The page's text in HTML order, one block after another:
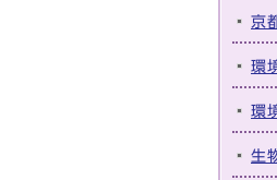
京
環
環
生